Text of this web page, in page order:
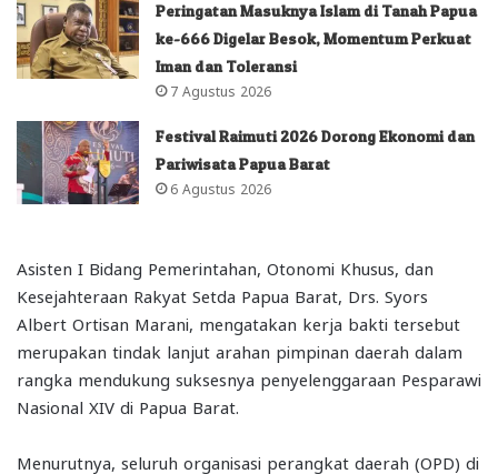
Peringatan Masuknya Islam di Tanah Papua
ke-666 Digelar Besok, Momentum Perkuat
Iman dan Toleransi
7 Agustus 2026
Festival Raimuti 2026 Dorong Ekonomi dan
Pariwisata Papua Barat
6 Agustus 2026
Asisten I Bidang Pemerintahan, Otonomi Khusus, dan
Kesejahteraan Rakyat Setda Papua Barat, Drs. Syors
Albert Ortisan Marani, mengatakan kerja bakti tersebut
merupakan tindak lanjut arahan pimpinan daerah dalam
rangka mendukung suksesnya penyelenggaraan Pesparawi
Nasional XIV di Papua Barat.
Menurutnya, seluruh organisasi perangkat daerah (OPD) di